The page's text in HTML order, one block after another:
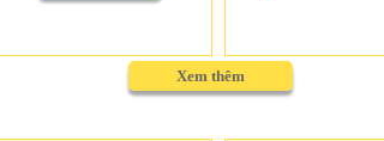
Xem thêm